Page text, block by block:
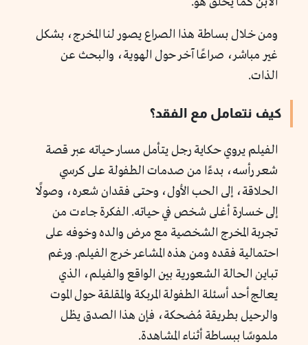
ومن خلال بساطة هذا الصراع يصور لنا المخرج، بشكل
غير مباشر، صراعًا آخر حول الهوية، والبحث عن
الذات.
كيف نتعامل مع الفقد؟
الفيلم يروي حكاية رجل يتأمل مسار حياته عبر قصة
شعر رأسه، بدءًا من صدمات الطفولة على كرسي
الحلاقة، إلى الحب الأول، وحتى فقدان شعره، وصولًا
إلى خسارة أغلى شخص في حياته. الفكرة جاءت من
تجربة المخرج الشخصية مع مرض والده وخوفه على
احتمالية فقده ومن هذه المشاعر خرج الفيلم. ورغم
تباين الحالة الشعورية بين الواقع والفيلم، الذي
يعالج أحد أسئلة الطفولة المربكة والمقلقة حول الموت
والرحيل بطريقة مُضحكة، فإن هذا الصدق يظل
ملموسًا ببساطة أثناء المشاهدة.